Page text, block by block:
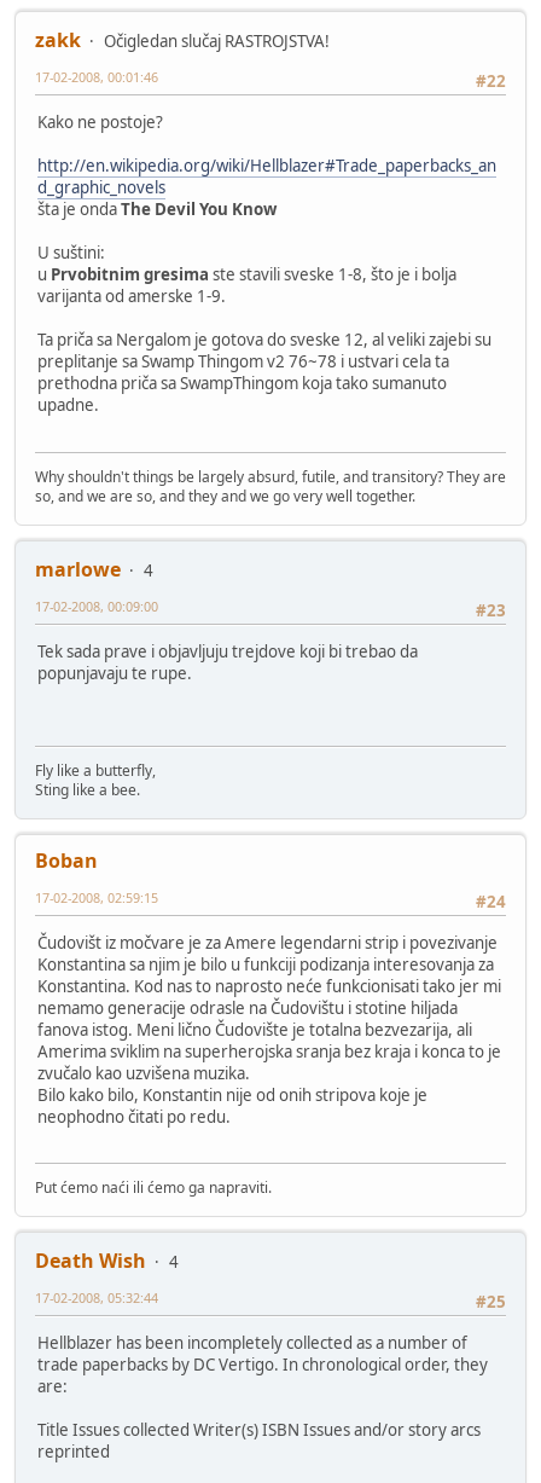
zakk
Očigledan slučaj RASTROJSTVA!
#22
17-02-2008, 00:01:46
Kako ne postoje?
http://en.wikipedia.org/wiki/Hellblazer#Trade_paperbacks_an
d_graphic_novels
šta je ondaThe Devil You Know
U suštini:
u Prvobitnim gresima ste stavili sveske 1-8, što je i bolja
varijanta od amerske 1-9.
Ta priča sa Nergalom je gotova do sveske 12, al veliki zajebi su
preplitanje sa Swamp Thingom v2 76~78 i ustvari cela ta
prethodna priča sa SwampThingom koja tako sumanuto
upadne.
Why shouldn't things be largely absurd, futile, and transitory? They are
so, and we are so, and they and we go very well together.
marlowe
4
#23
17-02-2008, 00:09:00
Tek sada prave i objavljuju trejdove koji bi trebao da
popunjavaju te rupe.
Fly like a butterfly,
Sting like a bee.
Boban
#24
17-02-2008, 02:59:15
Čudovišt iz močvare je za Amere legendarni strip i povezivanje
Konstantina sa njim je bilo u funkciji podizanja interesovanja za
Konstantina. Kod nas to naprosto neće funkcionisati tako jer mi
nemamo generacije odrasle na Čudovištu i stotine hiljada
fanova istog. Meni lično Čudovište je totalna bezvezarija, ali
Amerima sviklim na superherojska sranja bez kraja i konca to je
zvučalo kao uzvišena muzika.
Bilo kako bilo, Konstantin nije od onih stripova koje je
neophodno čitati po redu.
Put ćemo naći ili ćemo ga napraviti.
Death Wish
4
#25
17-02-2008, 05:32:44
Hellblazer has been incompletely collected as a number of
trade paperbacks by DC Vertigo. In chronological order, they
are:
Title Issues collected Writer(s) ISBN Issues and/or story arcs
reprinted